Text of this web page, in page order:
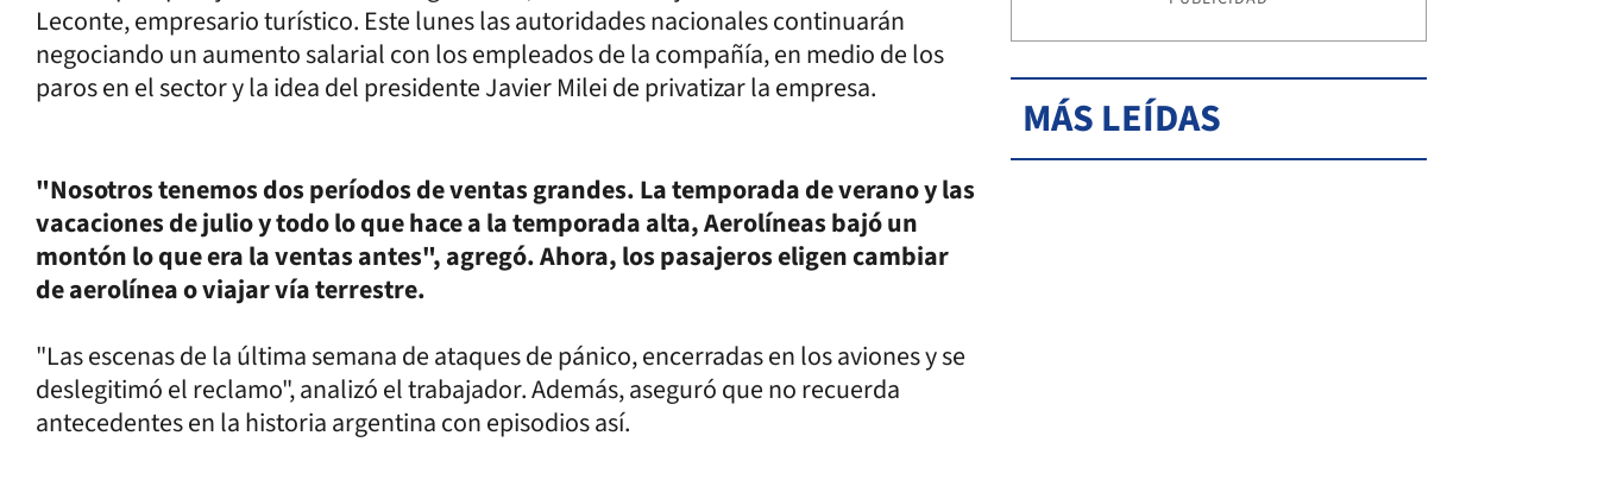
Leconte, empresario turístico. Este lunes las autoridades nacionales continuarán
negociando un aumento salarial con los empleados de la compañía, en medio de los
paros en el sector y la idea del presidente Javier Milei de privatizar la empresa.
"Nosotros tenemos dos períodos de ventas grandes. La temporada de verano y las
vacaciones de julio y todo lo que hace a la temporada alta, Aerolíneas bajó un
montón lo que era la ventas antes", agregó. Ahora, los pasajeros eligen cambiar
de aerolínea o viajar vía terrestre.
"Las escenas de la última semana de ataques de pánico, encerradas en los aviones y se
deslegitimó el reclamo", analizó el trabajador. Además, aseguró que no recuerda
antecedentes en la historia argentina con episodios así.
MÁS LEÍDAS